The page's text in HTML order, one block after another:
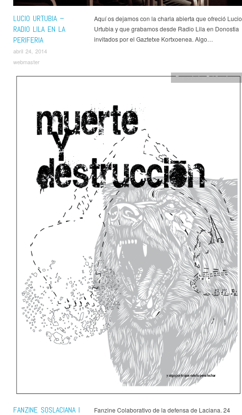
LUCIO URTUBIA –
RADIO LILA EN LA
PERIFERIA
abril 24, 2014
webmaster
Aquí os dejamos con la charla abierta que ofreció Lucio
Urtubia y que grabamos desde Radio Lila en Donostia
invitados por el Gaztetxe Kortxoenea. Algo…
FANZINE SOSLACIANA I
En portada,Publicaciones
Fanzine Colaborativo de la defensa de Laciana. 24